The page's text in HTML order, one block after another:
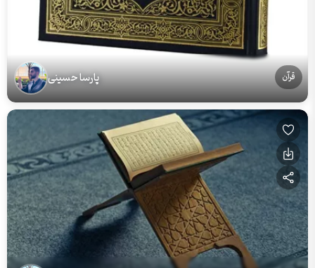
قرآن پارسا حسینی